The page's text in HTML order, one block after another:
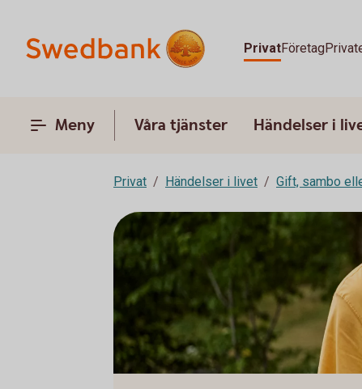
PrivatFöretag
Meny Våra tjänster Händelser i
Privat Händelser i livet Gift, sambo